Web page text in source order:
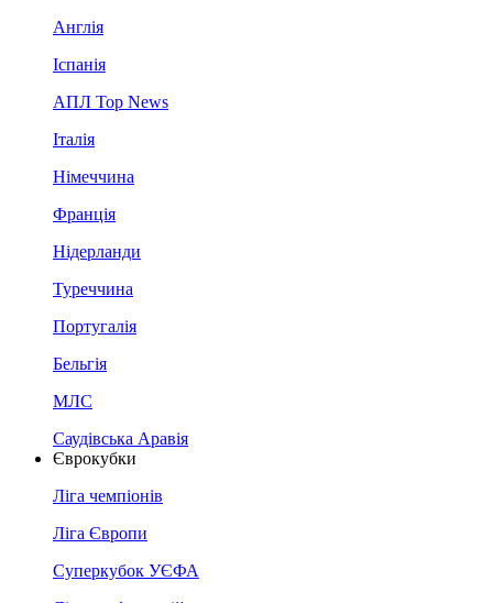
Англія
Іспанія
АПЛ Top News
Італія
Німеччина
Франція
Нідерланди
Туреччина
Португалія
Бельгія
МЛС
Саудівська Аравія
Єврокубки
Ліга чемпіонів
Ліга Європи
Суперкубок УЄФА